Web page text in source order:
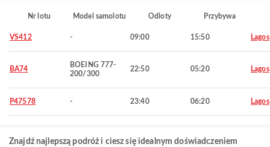
Nr lotu Model samolotu Odloty Przybywa
VS412 - 09:00 15:50 Lagos
BA74
BOEING 777-
200/300
22:50 05:20 Lagos
P47578 - 23:40 06:20 Lagos
Znajdź najlepszą podróż i ciesz się idealnym doświadczeniem